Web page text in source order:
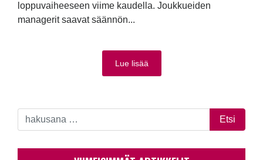
loppuvaiheeseen viime kaudella. Joukkueiden
managerit saavat säännön...
Lue lisää